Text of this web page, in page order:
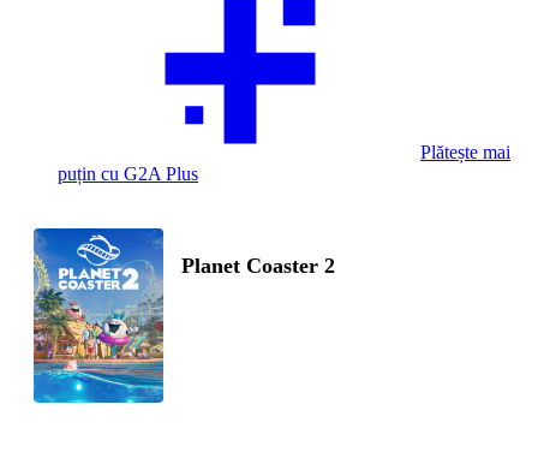
Plătește mai
puțin cu G2A Plus
Planet Coaster 2